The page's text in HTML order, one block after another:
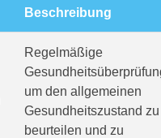
Beschreibung
Regelmäßige
um den allgemeinen
Gesundheitszustand zu
beurteilen und zu